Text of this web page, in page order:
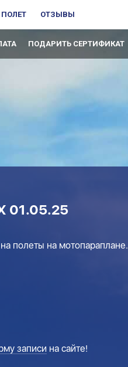
ОТЗЫВЫ
ПОДАРИТЬ СЕРТИФИКАТ
полеты на мотопараплане.
записи на сайте!